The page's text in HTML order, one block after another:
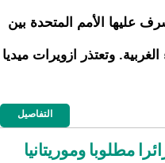
عليها الأمم المتحدة بين
وتعتذر ازويرات ميديا
التفاصيل
تسلم الجزائر 11 جزائرا مطلوبا وموريتانيا